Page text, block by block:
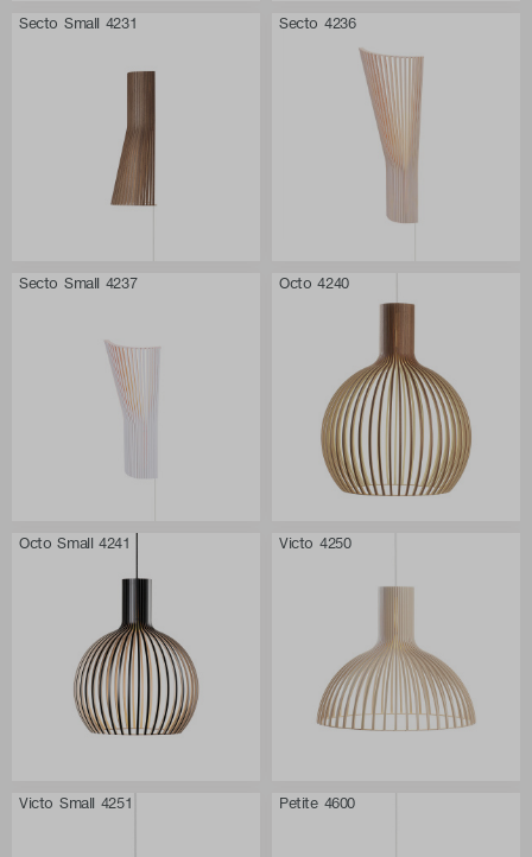
Secto Small 4231 Secto 4236
Secto Small 4237 Octo 4240
Octo Small 4241 Victo 4250
Victo Small 4251 Petite 4600